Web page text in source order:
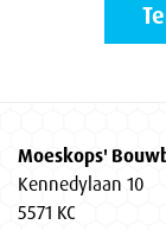
Moeskops'
Kennedylaan 10
5571 KC